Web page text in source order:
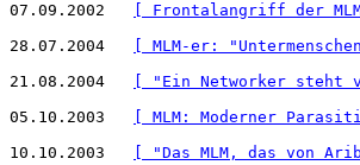
07.09.2002
[ Frontalangriff der
28.07.2004
[ MLM-er:
21.08.2004
[ "Ein Networker steht
05.10.2003
[ MLM: Moderner
10.10.2003
[ "Das MLM, das von